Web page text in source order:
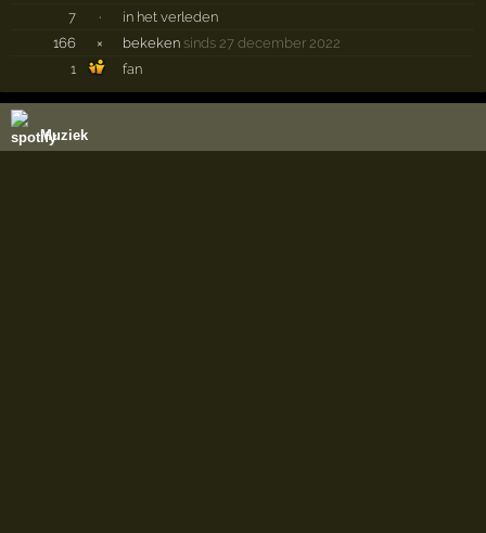
7
·
in het verleden
166
× bekeken sinds 27 december 2022
1
fan
Muziek